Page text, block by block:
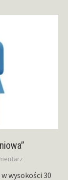
wysokości 30